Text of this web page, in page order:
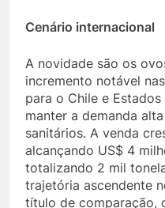
Cenário internacional
A novidade são os
incremento notável
para o Chile e
manter a demanda
sanitários. A venda
alcançando US$ 4
totalizando 2 mil
trajetória ascendente
título de comparação,